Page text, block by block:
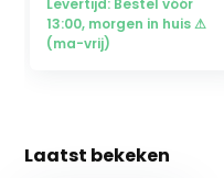
13:00, morgen in huis ⚠
(ma-vrij)
Laatst bekeken